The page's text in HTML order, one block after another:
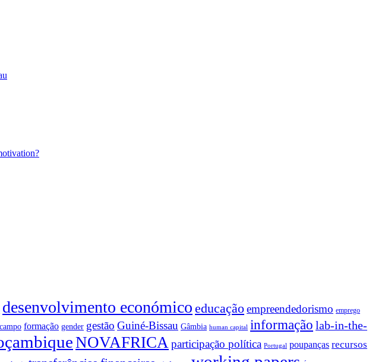
desenvolvimento económico educaçãoempreendedorismo emprego
formação gender gestão Guiné-Bissau Gâmbia human capital informação lab-in-the-
NOVAFRICA participação política Portugal poupanças recursos